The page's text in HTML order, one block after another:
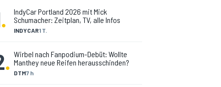
. INDYCAR1 T.
IndyCar Portland 2026 mit Mick
Schumacher: Zeitplan, TV, alle Infos
. DTM7 h
Wirbel nach Fanpodium-Debüt: Wollte
Manthey neue Reifen herausschinden?